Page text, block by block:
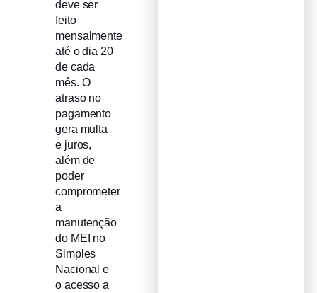
deve ser
feito
mensalmente
até o dia 20
de cada
mês. O
atraso no
pagamento
gera multa
e juros,
além de
poder
comprometer
a
manutenção
do MEI no
Simples
Nacional e
o acesso a